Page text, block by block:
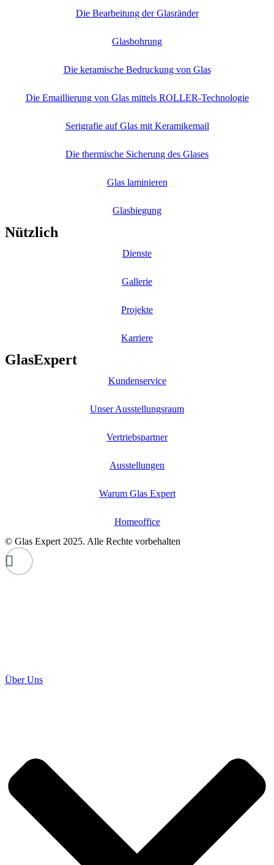
Die Bearbeitung der Glasränder
Glasbohrung
Die keramische Bedruckung von Glas
Die Emaillierung von Glas mittels ROLLER-Technologie
Serigrafie auf Glas mit Keramikemail
Die thermische Sicherung des Glases
Glas laminieren
Glasbiegung
Nützlich
Dienste
Gallerie
Projekte
Karriere
GlasExpert
Kundenservice
Unser Ausstellungsraum
Vertriebspartner
Ausstellungen
Warum Glas Expert
Homeoffice
© Glas Expert 2025. Alle Rechte vorbehalten
Über Uns